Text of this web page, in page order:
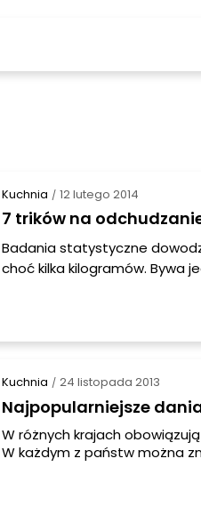
Kuchnia / 12 lutego 2014
7 trików na
Badania statystyczne
choć kilka kilogramów. Bywa
Może któraś z tych metod
Kuchnia / 24 listopada 2013
Najpopularniejsze
W różnych krajach
W każdym z państw można